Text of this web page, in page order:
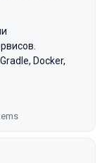
Docker,